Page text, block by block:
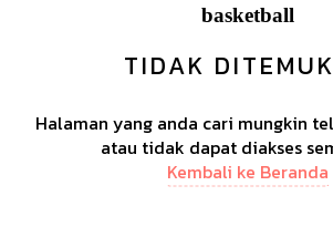
basketball
TIDAK
Halaman yang anda cari mungkin
atau tidak dapat diakses
Kembali ke Beranda